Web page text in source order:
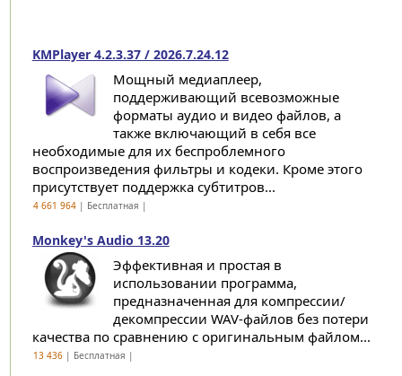
KMPlayer 4.2.3.37 / 2026.7.24.12
Мощный медиаплеер,
поддерживающий всевозможные
форматы аудио и видео файлов, а
также включающий в себя все
необходимые для их беспроблемного
воспроизведения фильтры и кодеки. Кроме этого
присутствует поддержка субтитров...
4 661 964| Бесплатная |
Monkey's Audio 13.20
Эффективная и простая в
использовании программа,
предназначенная для компрессии/
декомпрессии WAV-файлов без потери
качества по сравнению с оригинальным файлом...
13 436| Бесплатная |